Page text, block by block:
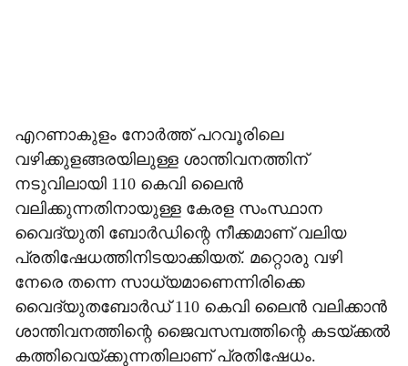
എറണാകുളം നോര്‍ത്ത് പറവൂരിലെ
വഴിക്കുളങ്ങരയിലുള്ള ശാന്തിവനത്തിന്
നടുവിലായി 110 കെവി ലൈന്‍
വലിക്കുന്നതിനായുള്ള കേരള സംസ്ഥാന
വൈദ്യുതി ബോര്‍ഡിന്റെ നീക്കമാണ് വലിയ
പ്രതിഷേധത്തിനിടയാക്കിയത്. മറ്റൊരു വഴി
നേരെ തന്നെ സാധ്യമാണെന്നിരിക്കെ
വൈദ്യുതബോര്‍ഡ് 110 കെവി ലൈന്‍ വലിക്കാന്‍
ശാന്തിവനത്തിന്റെ ജൈവസമ്പത്തിന്റെ കടയ്ക്കല്‍
കത്തിവെയ്ക്കുന്നതിലാണ് പ്രതിഷേധം.